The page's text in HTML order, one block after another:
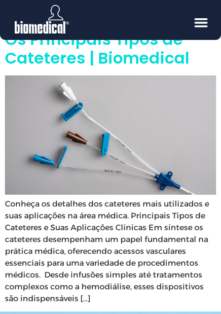
Tipos de Cateteres
Os Principais Tipos de
Cateteres | Biomedical
Conheça os detalhes dos cateteres mais utilizados e
suas aplicações na área médica. Principais Tipos de
Cateteres e Suas Aplicações Clínicas Em síntese os
cateteres desempenham um papel fundamental na
prática médica, oferecendo acessos vasculares
essenciais para uma variedade de procedimentos
médicos. Desde infusões simples até tratamentos
complexos como a hemodiálise, esses dispositivos
são indispensáveis […]